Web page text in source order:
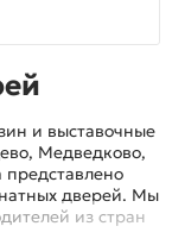
и выставочные
Медведково,
дверей. Мы
из стран